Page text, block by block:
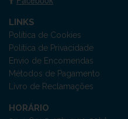
LINKS
Política de Cookies
Política de Privacidade
Envio de Encomendas
Métodos de Pagamento
Livro de Reclamações
HORÁRIO